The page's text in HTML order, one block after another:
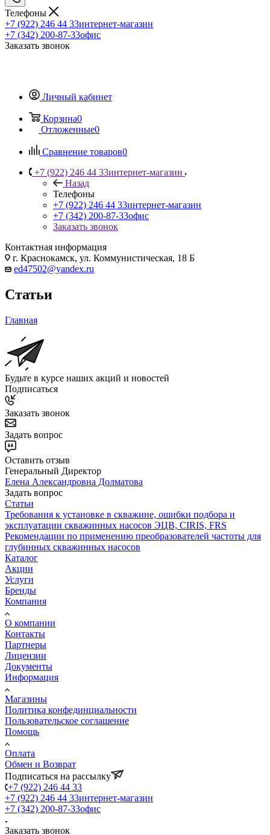
Телефоны
+7 (922) 246 44 33интернет-магазин
+7 (342) 200-87-33офис
Заказать звонок
Личный кабинет
Корзина0
Отложенные0
Сравнение товаров0
+7 (922) 246 44 33интернет-магазин
Назад
Телефоны
+7 (922) 246 44 33интернет-магазин
+7 (342) 200-87-33офис
Заказать звонок
Контактная информация
г. Краснокамск, ул. Коммунистическая, 18 Б
ed47502@yandex.ru
Статьи
Главная
Будьте в курсе наших акций и новостей
Подписаться
Заказать звонок
Задать вопрос
Оставить отзыв
Генеральный Директор
Елена Александровна Долматова
Задать вопрос
Статьи
Требования к установке в скважине, ошибки подбора и
эксплуатации скважинных насосов ЭЦВ, CIRIS, FRS
Рекомендации по применению преобразователей частоты для
глубинных скважинных насосов
Каталог
Акции
Услуги
Бренды
Компания
О компании
Контакты
Партнеры
Лицензии
Документы
Информация
Магазины
Политика конфединциальности
Пользовательское соглашение
Помощь
Оплата
Обмен и Возврат
Подписаться на рассылку
+7 (922) 246 44 33
+7 (922) 246 44 33интернет-магазин
+7 (342) 200-87-33офис
Заказать звонок